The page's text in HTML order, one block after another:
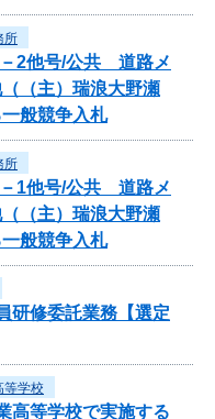
所
－2他号/公共 道路メ
（主）瑞浪大野瀬
般競争入札
所
－1他号/公共 道路メ
（主）瑞浪大野瀬
般競争入札
研修委託業務【選定
等学校
等学校で実施する